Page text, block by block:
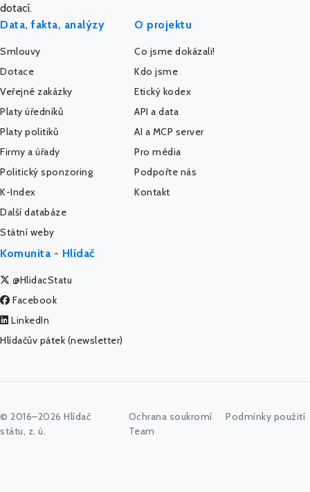
dotací.
Data, fakta, analýzy
Smlouvy
Dotace
Veřejné zakázky
Platy úředníků
Platy politiků
Firmy a úřady
Politický sponzoring
K-Index
Další databáze
Státní weby
O projektu
Co jsme dokázali!
Kdo jsme
Etický kodex
API a data
AI a MCP server
Pro média
Podpořte nás
Kontakt
Komunita - Hlídač
@HlidacStatu
Facebook
LinkedIn
Hlídačův pátek (newsletter)
© 2016–2026 Hlídač
státu, z. ú.
Ochrana soukromí
Podmínky použití
Team